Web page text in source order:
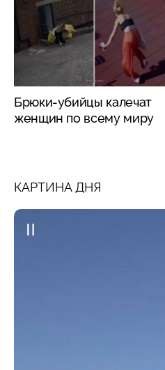
Брюки-убийцы калечат
женщин по всему миру
КАРТИНА ДНЯ